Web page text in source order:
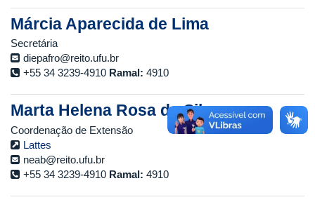
Márcia Aparecida de Lima
Secretária
diepafro@reito.ufu.br
+55 34 3239-4910 Ramal: 4910
Marta Helena Rosa da Silva
Coordenação de Extensão
Lattes
neab@reito.ufu.br
+55 34 3239-4910 Ramal: 4910